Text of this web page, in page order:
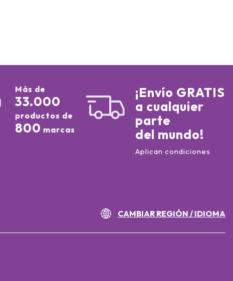
Más de
33.000
productos de
800 marcas
¡Envío GRATIS
a cualquier
parte
del mundo!
Aplican condiciones
CAMBIAR REGIÓN / IDIOMA